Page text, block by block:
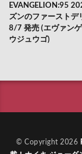
EVANGELION:95
ズンのファーストデ
8/7 発売 (エヴァン
ウジュウゴ)
© Copyright 2026